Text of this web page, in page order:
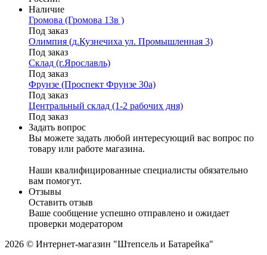
Наличие
Громова (Громова 13в )
Под заказ
Олимпия (д.Кузнечиха ул. Промышленная 3)
Под заказ
Склад (г.Ярославль)
Под заказ
Фрунзе (Проспект Фрунзе 30а)
Под заказ
Центральный склад (1-2 рабочих дня)
Под заказ
Задать вопрос
Вы можете задать любой интересующий вас вопрос по
товару или работе магазина.
Наши квалифицированные специалисты обязательно
вам помогут.
Отзывы
Оставить отзыв
Ваше сообщение успешно отправлено и ожидает
проверки модератором
2026 © Интернет-магазин "Штепсель и Батарейка"